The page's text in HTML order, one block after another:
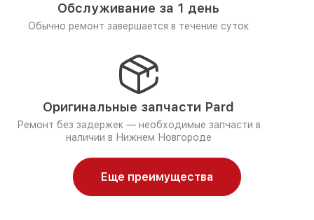
Обслуживание за 1 день
Обычно ремонт завершается в течение суток
Оригинальные запчасти Pard
Ремонт без задержек — необходимые запчасти в
наличии в Нижнем Новгороде
Еще преимущества